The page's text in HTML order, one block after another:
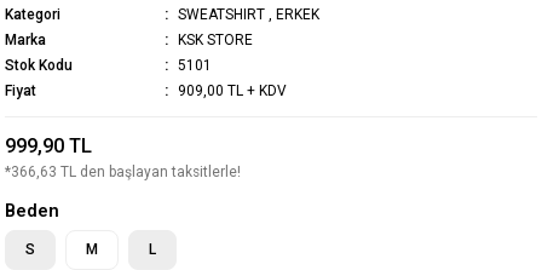
Kategori SWEATSHIRT
ERKEK
Marka
KSK STORE
Stok Kodu
5101
Fiyat
909,00 TL + KDV
999,90 TL
*366,63 TL den başlayan taksitlerle!
Beden
S M L